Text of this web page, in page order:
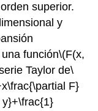
superior.
y
función\(F(x,
Taylor de\
F}